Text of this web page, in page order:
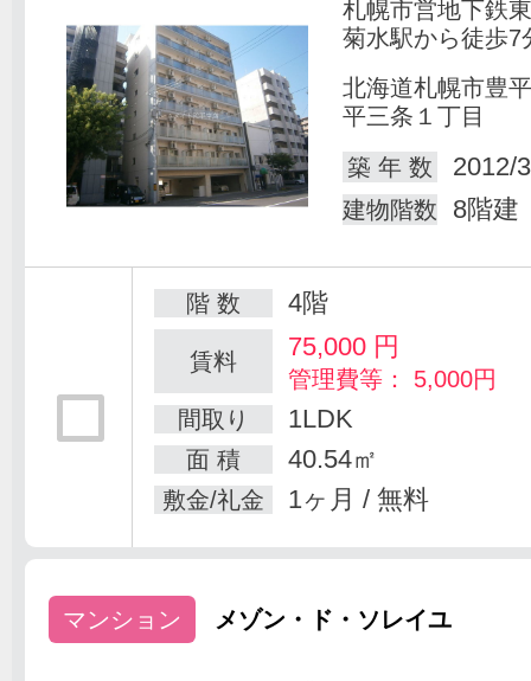
札幌市営地下鉄
菊水駅から徒歩7
北海道札幌市豊
平三条１丁目
築 年 数
2012/
建物階数 8階建
階 数 4階
賃料 75,000円
管理費等： 5,000円
間取り
1LDK
面 積 40.54㎡
敷金/礼金 1ヶ月 / 無料
マンション メゾン・ド・ソレイユ